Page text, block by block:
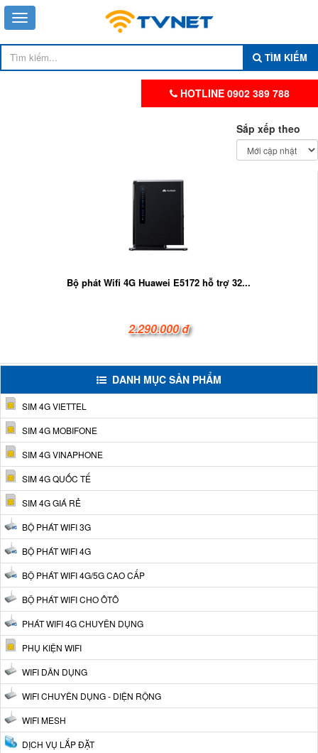
TÌM KIẾM
HOTLINE 0902 389 788
Sắp xếp theo
Bộ phát Wifi 4G Huawei E5172 hỗ trợ 32...
2.290.000 đ
DANH MỤC SẢN PHẨM
SIM 4G VIETTEL
SIM 4G MOBIFONE
SIM 4G VINAPHONE
SIM 4G QUỐC TẾ
SIM 4G GIÁ RẺ
BỘ PHÁT WIFI 3G
BỘ PHÁT WIFI 4G
BỘ PHÁT WIFI 4G/5G CAO CẤP
BỘ PHÁT WIFI CHO ÔTÔ
PHÁT WIFI 4G CHUYÊN DỤNG
PHỤ KIỆN WIFI
WIFI DÂN DỤNG
WIFI CHUYÊN DỤNG - DIỆN RỘNG
WIFI MESH
DỊCH VỤ LẮP ĐẶT